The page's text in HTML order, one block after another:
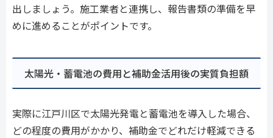
出しましょう。施工業者と連携し、報告書類の準備を早
めに進めることがポイントです。
太陽光・蓄電池の費用と補助金活用後の実質負担額
実際に江戸川区で太陽光発電と蓄電池を導入した場合、
どの程度の費用がかかり、補助金でどれだけ軽減できる